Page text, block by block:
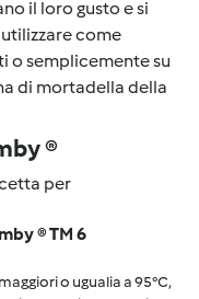
il loro gusto e si
come
o semplicemente su
di mortadella della
®
per
® TM 6
o ugualia a 95°C,